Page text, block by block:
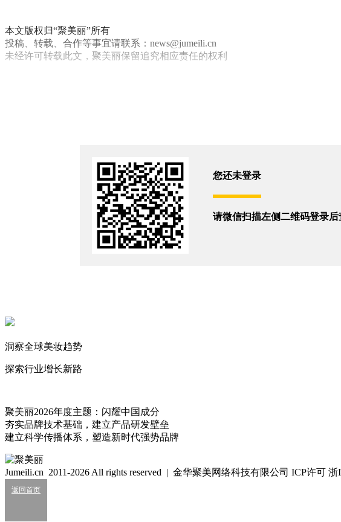
本文版权归“聚美丽”所有
投稿、转载、合作等事宜请联系：news@jumeili.cn
未经许可转载此文，聚美丽保留追究相应责任的权利
打开微信扫码登录
立案调查！隐瞒成分的美妆品牌翻车了？
2026/1/14
30万佣金0成交！千万粉网红成被告
177
细胞级抗衰：功效护肤的下一轮大风口？
2026/07/24
业绩大涨，皮肤科巨头杀入全球美妆十强？
2026/07/24
您还未登录
请微信扫描左侧二维码登录
洞察全球美妆趋势
探索行业增长新路
聚美丽2026年度主题：闪耀中国成分
夯实品牌技术基础，建立产品研发壁垒
建立科学传播体系，塑造新时代强势品牌
Jumeili.cn 2011-2026 All rights reserved | 金华聚美网络科技有限公司 ICP许可 浙
返回首页